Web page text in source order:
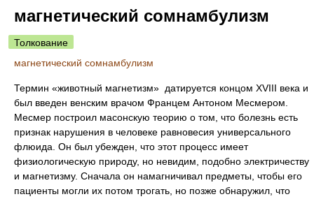
магнетический сомнамбулизм
Толкование
магнетический сомнамбулизм
Термин «животный магнетизм» датируется концом XVIII века и
был введен венским врачом Францем Антоном Месмером.
Месмер построил масонскую теорию о том, что болезнь есть
признак нарушения в человеке равновесия универсального
флюида. Он был убежден, что этот процесс имеет
физиологическую природу, но невидим, подобно электричеству
и магнетизму. Сначала он намагничивал предметы, чтобы его
пациенты могли их потом трогать, но позже обнаружил, что